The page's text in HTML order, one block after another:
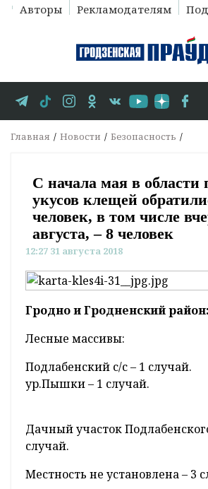
Авторы Рекламодателям
Главная Новости Безопасность
С начала мая в области
укусов клещей
человек, в том числе
августа, – 8 человек
12:27 31 августа 2018
Гродно и Гродненский район:
Лесные массивы:
Подлабенский с/с – 1 случай.
ур.Пышки – 1 случай.
Дачный участок
случай.
Местность не установлена – 3